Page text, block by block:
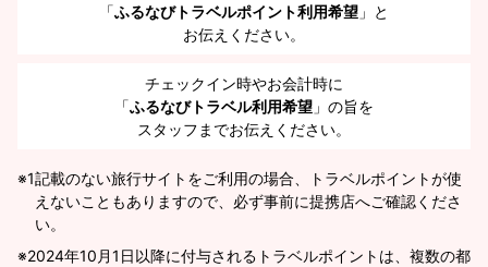
「ふるなびトラベルポイント利用希望 」と
お伝えください。
チェックイン時やお会計時に
「ふるなびトラベル利用希望 」の旨を
スタッフまでお伝えください。
※1記載のない旅行サイトをご利用の場合、トラベルポイントが使
えないこともありますので、必ず事前に提携店へご確認くださ
い。
2024年10月1日以降に付与されるトラベルポイントは、複数の都